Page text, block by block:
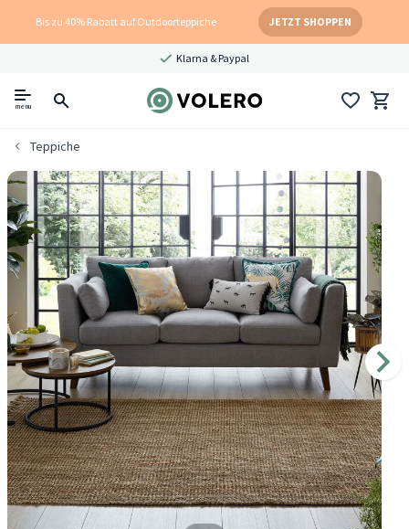
Bis zu 40% Rabatt auf Outdoorteppiche JETZT SHOPPEN
Klarna & Paypal
menu
Teppiche